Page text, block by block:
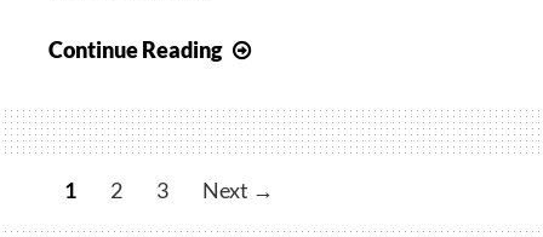
Continue Reading
e
Reflexos
1
2 3 Next →